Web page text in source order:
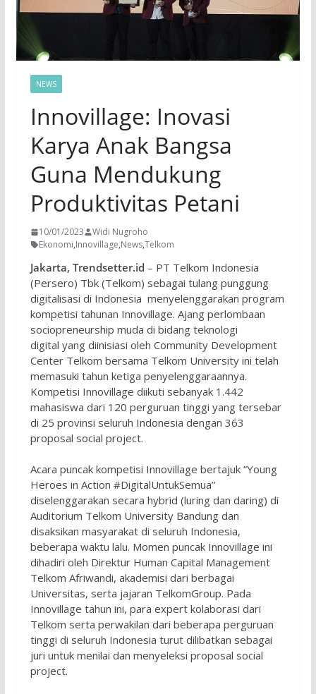
NEWS
Innovillage: Inovasi
Karya Anak Bangsa
Guna Mendukung
Produktivitas Petani
10/01/2023
Widi Nugroho
Ekonomi,Innovillage,News,Telkom
Jakarta, Trendsetter.id – PT Telkom Indonesia
(Persero) Tbk (Telkom) sebagai tulang punggung
digitalisasi di Indonesia menyelenggarakan program
kompetisi tahunan Innovillage. Ajang perlombaan
sociopreneurship muda di bidang teknologi
digital yang diinisiasi oleh Community Development
Center Telkom bersama Telkom University ini telah
memasuki tahun ketiga penyelenggaraannya.
Kompetisi Innovillage diikuti sebanyak 1.442
mahasiswa dari 120 perguruan tinggi yang tersebar
di 25 provinsi seluruh Indonesia dengan 363
proposal social project.
Acara puncak kompetisi Innovillage bertajuk “Young
Heroes in Action #DigitalUntukSemua”
diselenggarakan secara hybrid (luring dan daring) di
Auditorium Telkom University Bandung dan
disaksikan masyarakat di seluruh Indonesia,
beberapa waktu lalu. Momen puncak Innovillage ini
dihadiri oleh Direktur Human Capital Management
Telkom Afriwandi, akademisi dari berbagai
Universitas, serta jajaran TelkomGroup. Pada
Innovillage tahun ini, para expert kolaborasi dari
Telkom serta perwakilan dari beberapa perguruan
tinggi di seluruh Indonesia turut dilibatkan sebagai
juri untuk menilai dan menyeleksi proposal social
project.